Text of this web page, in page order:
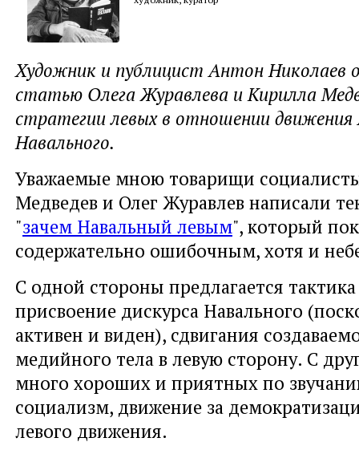
Художник и публицист Антон Николаев
статью Олега Журавлева и Кирилла
стратегии левых в отношении движения
Навального.
Уважаемые мною товарищи
Медведев и Олег Журавлев написали
"зачем Навальный левым", который
содержательно ошибочным, хотя и
С одной стороны предлагается
присвоение дискурса Навального
активен и виден), сдвигания
медийного тела в левую сторону. С
много хороших и приятных по
социализм, движение за
левого движения.